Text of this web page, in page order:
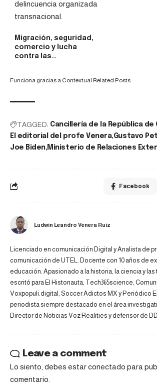
Migración, seguridad,
comercio y lucha
contra las…
Funciona gracias a Contextual Related Posts
TAGGED: Cancillería de la República de
El editorial del profe Venera Gustavo
Joe Biden Ministerio de Relaciones
Facebook
Ludwin Leandro Venera Ruiz
Licenciado en comunicación Digital y Analista de
comunicación de UTEL. Docente con 10 años de
educación. Apasionado a la historia, la ciencia y
escritó para El Histonauta, Tech365science,
Voxpopuli.digital, Soccer Adictos MX y Periódico
periodista siempre destacado en el área
Director de Noticias Voz Realities y defensor de
Leave a comment
Lo siento, debes estarconectado para
comentario.